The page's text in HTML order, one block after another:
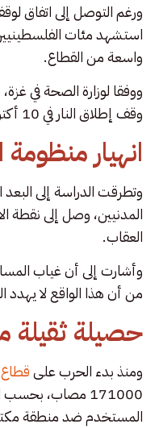
استشهد مئات
واسعة من القطاع.
ووفقا لوزارة الصحة في
وقف إطلاق النار في 10 أكتوبر 2025، ما يعكس هشاشة الاتفاق وعجزه عن توفير حماية حقيقية للمدنيين.
انهيار منظومة
وتطرقت الدراسة إلى البعد
المدنيين، وصل إلى نقطة
العقاب.
وأشارت إلى أن غياب
من أن هذا الواقع لا
حصيلة ثقيلة
ومنذ بدء الحرب على
171000 مصاب،
المستخدم ضد منطقة